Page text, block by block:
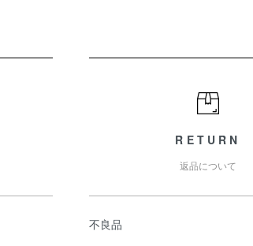
RETURN
返品について
不良品